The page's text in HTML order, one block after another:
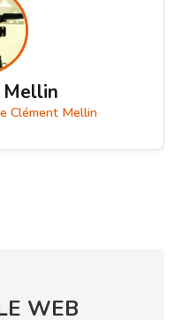
Clément Mellin
WEB